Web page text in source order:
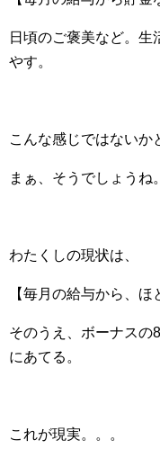
日頃のご褒美など。生
やす。
こんな感じではないか
まぁ、そうでしょうね。
わたくしの現状は、
【毎月の給与から、ほ
そのうえ、ボーナスの
にあてる。
これが現実。。。